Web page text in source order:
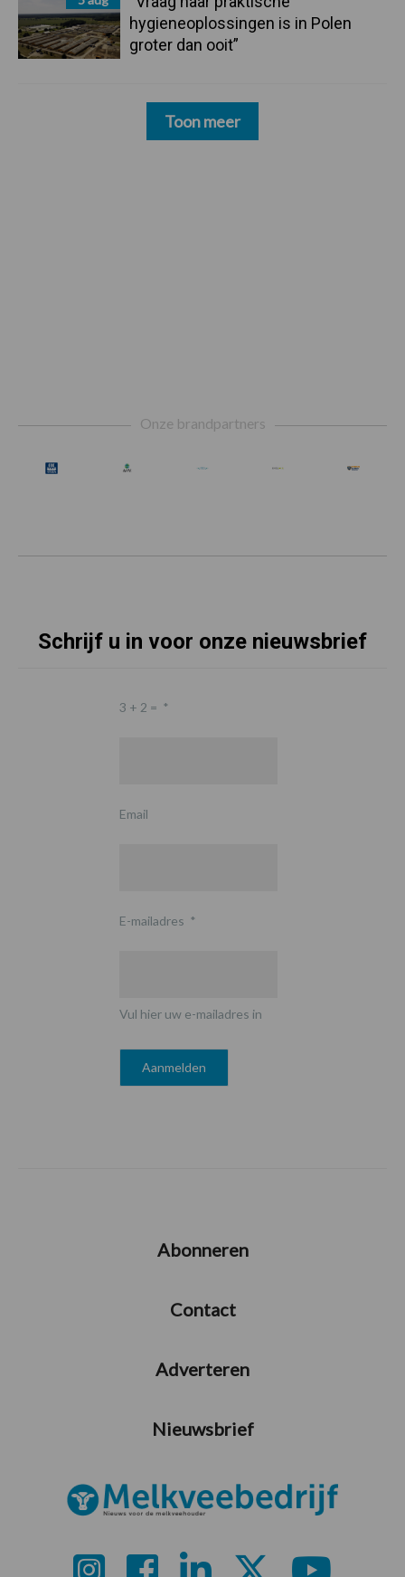
hygieneoplossingen is in Polen
groter dan ooit”
Toon meer
Onze brandpartners
Schrijf u in voor onze nieuwsbrief
3 + 2 = *
Email
E-mailadres *
Vul hier uw e-mailadres in
Abonneren
Contact
Adverteren
Nieuwsbrief